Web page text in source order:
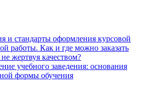
и стандарты оформления курсовой
работы. Как и где можно заказать
жертвуя качеством?
учебного заведения: основания
формы обучения